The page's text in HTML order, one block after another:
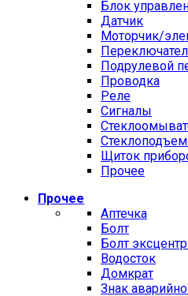
Блок
Датчик
Моторчик/
Подрулевой
Проводка
Реле
Сигналы
Щиток
Прочее
Прочее
Аптечка
Болт
Болт
Водосток
Домкрат
Знак